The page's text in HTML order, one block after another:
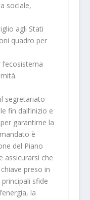
sociale,
agli Stati
quadro per
segretariato
fin dall’inizio e
garantirne la
è
del Piano
assicurarsi che
preso in
sfide
la